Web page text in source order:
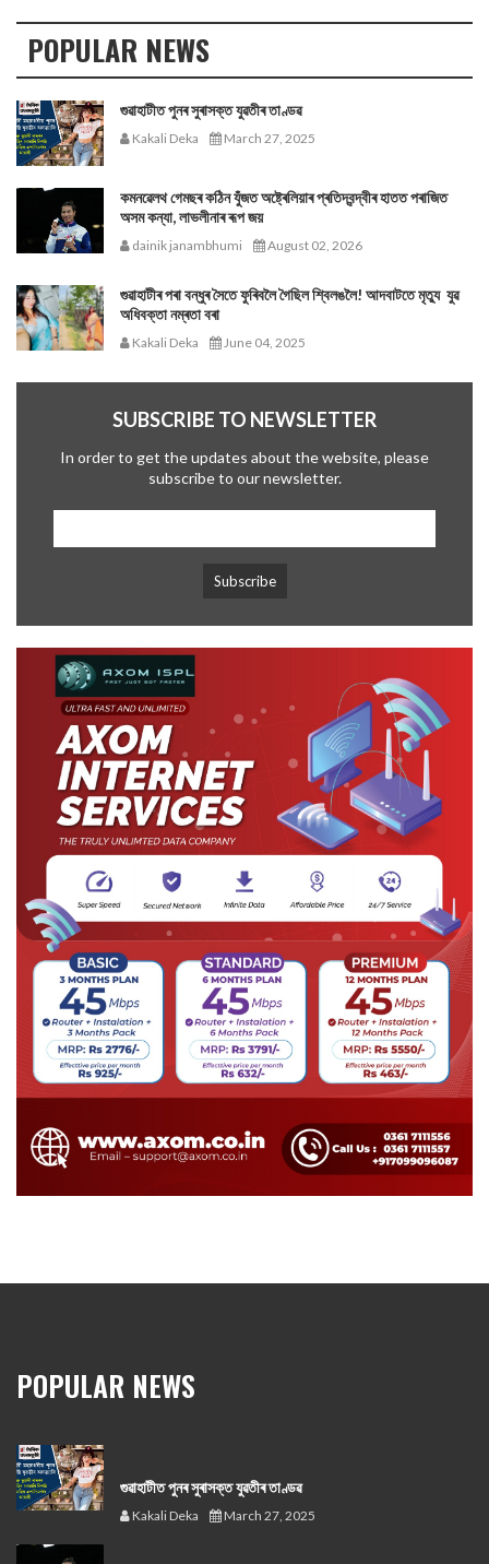
POPULAR NEWS
গুৱাহাটীত পুনৰ সুৰাসক্ত যুৱতীৰ তাণ্ডৱ
Kakali Deka March 27, 2025
কমনৱেলথ গেমছৰ কঠিন যুঁজত অষ্ট্ৰেলিয়াৰ প্ৰতিদ্বন্দ্বীৰ হাতত পৰাজিত
অসম কন্যা, লাভলীনাৰ ৰূপ জয়
dainik janambhumi August 02, 2026
গুৱাহাটীৰ পৰা বন্ধুৰ সৈতে ফুৰিবলৈ গৈছিল শ্বিলঙলৈ! আদবাটতে মৃত্যু যুৱ
অধিবক্তা নম্ৰতা বৰা
Kakali Deka June 04, 2025
SUBSCRIBE TO NEWSLETTER
In order to get the updates about the website, please
subscribe to our newsletter.
POPULAR NEWS
গুৱাহাটীত পুনৰ সুৰাসক্ত যুৱতীৰ তাণ্ডৱ
Kakali Deka March 27, 2025